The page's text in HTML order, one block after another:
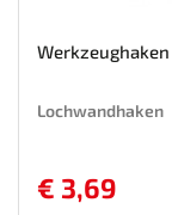
Lochwandhaken
€ 3,69